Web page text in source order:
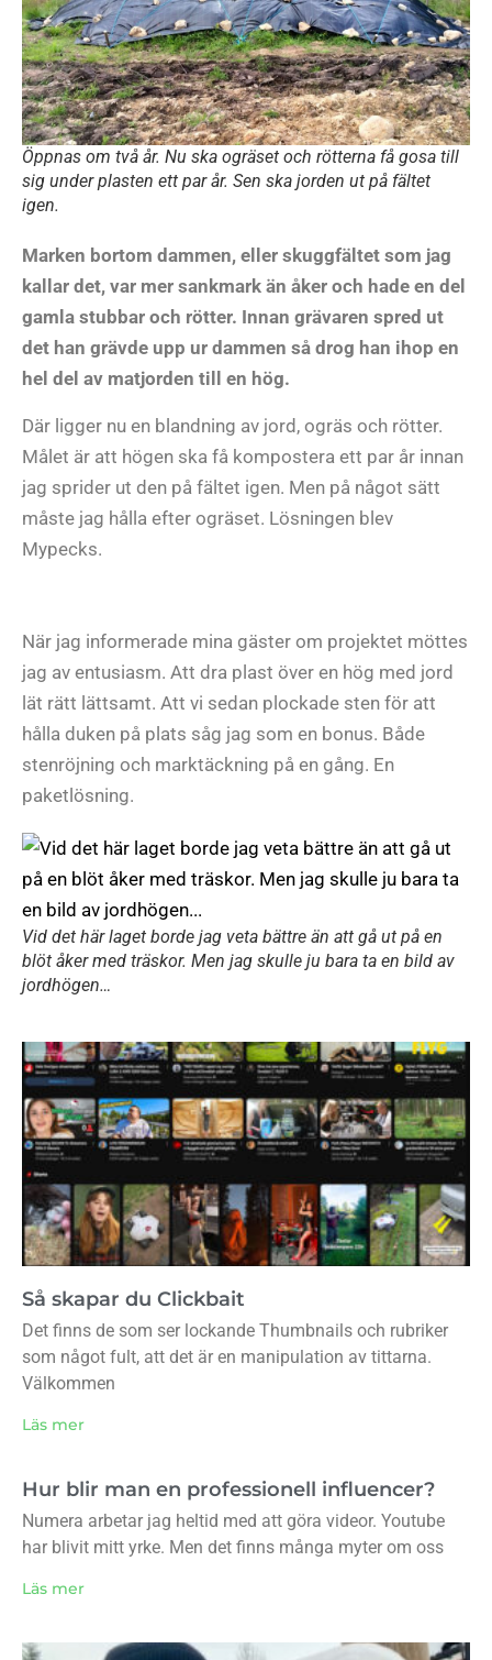
Öppnas om två år. Nu ska ogräset och rötterna få gosa till
sig under plasten ett par år. Sen ska jorden ut på fältet
igen.
Marken bortom dammen, eller skuggfältet som jag
kallar det, var mer sankmark än åker och hade en del
gamla stubbar och rötter. Innan grävaren spred ut
det han grävde upp ur dammen så drog han ihop en
hel del av matjorden till en hög.
Där ligger nu en blandning av jord, ogräs och rötter.
Målet är att högen ska få kompostera ett par år innan
jag sprider ut den på fältet igen. Men på något sätt
måste jag hålla efter ogräset. Lösningen blev
Mypecks.
När jag informerade mina gäster om projektet möttes
jag av entusiasm. Att dra plast över en hög med jord
lät rätt lättsamt. Att vi sedan plockade sten för att
hålla duken på plats såg jag som en bonus. Både
stenröjning och marktäckning på en gång. En
paketlösning.
Vid det här laget borde jag veta bättre än att gå ut på en
blöt åker med träskor. Men jag skulle ju bara ta en bild av
jordhögen…
Så skapar du Clickbait
Det finns de som ser lockande Thumbnails och rubriker
som något fult, att det är en manipulation av tittarna.
Välkommen
Läs mer
Hur blir man en professionell influencer?
Numera arbetar jag heltid med att göra videor. Youtube
har blivit mitt yrke. Men det finns många myter om oss
Läs mer